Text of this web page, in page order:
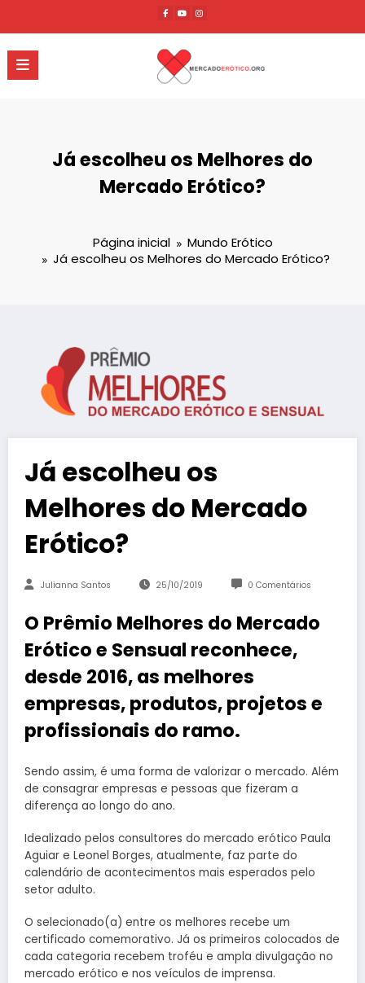
o
conteúdo
Já escolheu os Melhores do
Mercado Erótico?
Página inicial
Mundo Erótico
Já escolheu os Melhores do Mercado Erótico?
Já escolheu os
Melhores do Mercado
Erótico?
Julianna Santos 25/10/2019 0 Comentários
O Prêmio Melhores do Mercado
Erótico e Sensual reconhece,
desde 2016, as melhores
empresas, produtos, projetos e
profissionais do ramo.
Sendo assim, é uma forma de valorizar o mercado. Além
de consagrar empresas e pessoas que fizeram a
diferença ao longo do ano.
Idealizado pelos consultores do mercado erótico Paula
Aguiar e Leonel Borges, atualmente, faz parte do
calendário de acontecimentos mais esperados pelo
setor adulto.
O selecionado(a) entre os melhores recebe um
certificado comemorativo. Já os primeiros colocados de
cada categoria recebem troféu e ampla divulgação no
mercado erótico e nos veículos de imprensa.